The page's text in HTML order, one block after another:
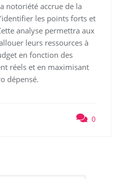
notoriété accrue de la
les points forts et
analyse permettra aux
leurs ressources à
en fonction des
réels et en maximisant
dépensé.
0